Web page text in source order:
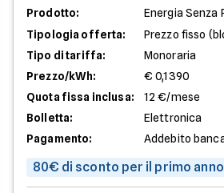
Prodotto:
Energia Senza
Tipologia offerta:
Prezzo fisso
Tipo di tariffa:
Monoraria
Prezzo/kWh:
€ 0,1390
Quota fissa inclusa:
12 €/mese
Bolletta:
Elettronica
Pagamento:
Addebito
80€ di sconto per il primo anno